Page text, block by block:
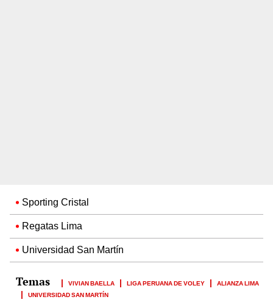
Sporting Cristal
Regatas Lima
Universidad San Martín
VIVIAN BAELLA LIGA PERUANA DE VOLEY
ALIANZA LIMA
UNIVERSIDAD SAN MARTÍN